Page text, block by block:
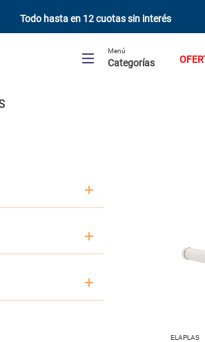
Todo hasta en 12 cuotas sin interés
Menú
Categorías
Baño y Cocina
de agua lluvia PVC
ELAPLAS